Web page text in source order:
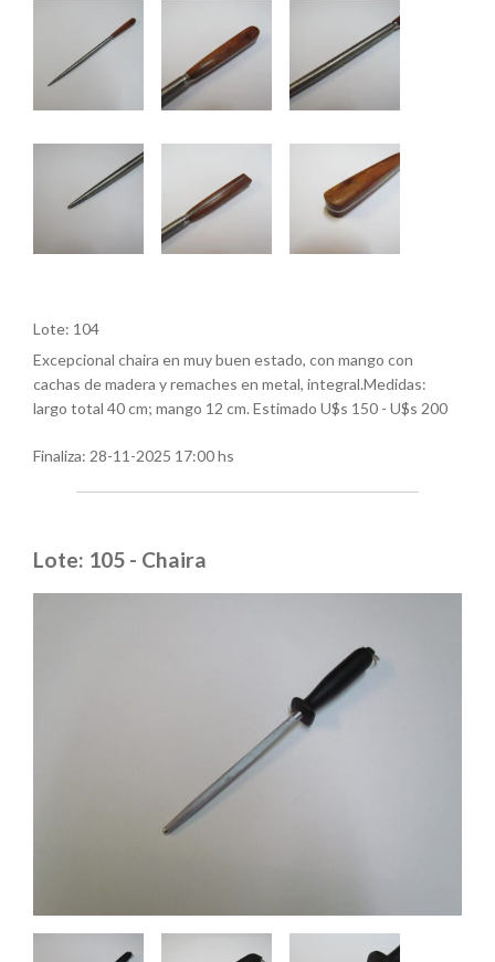
Lote: 104
Excepcional chaira en muy buen estado, con mango con
cachas de madera y remaches en metal, integral.Medidas:
largo total 40 cm; mango 12 cm. Estimado U$s 150 - U$s 200
Finaliza: 28-11-2025 17:00 hs
Lote: 105 - Chaira